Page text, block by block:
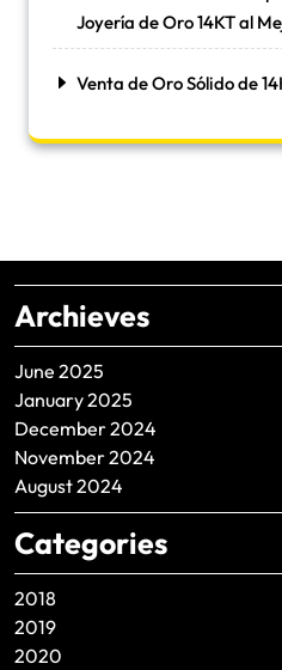
Joyería de Oro 14KT al
Venta de Oro Sólido de
Archieves
June 2025
January 2025
December 2024
November 2024
August 2024
Categories
2018
2019
2020